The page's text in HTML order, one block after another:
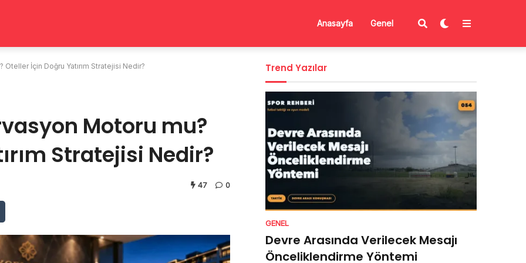
Anasayfa Genel
İçin Doğru Yatırım Stratejisi Nedir?
Motoru mu?
Stratejisi Nedir?
47 0
Trend Yazılar
GENEL
Devre Arasında Verilecek Mesajı
Önceliklendirme Yöntemi